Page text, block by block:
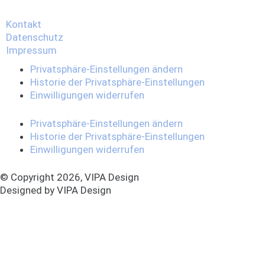
Kontakt
Datenschutz
Impressum
Privatsphäre-Einstellungen ändern
Historie der Privatsphäre-Einstellungen
Einwilligungen widerrufen
Privatsphäre-Einstellungen ändern
Historie der Privatsphäre-Einstellungen
Einwilligungen widerrufen
© Copyright 2026, VIPA Design
Designed by VIPA Design